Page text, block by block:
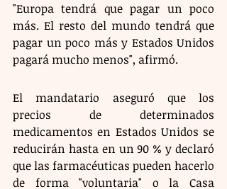
"Europa tendrá que pagar un poco
más. El resto del mundo tendrá que
pagar un poco más y Estados Unidos
pagará mucho menos", afirmó.
El mandatario aseguró que los
precios de determinados
medicamentos en Estados Unidos se
reducirán hasta en un 90 % y declaró
que las farmacéuticas pueden hacerlo
de forma "voluntaria" o la Casa